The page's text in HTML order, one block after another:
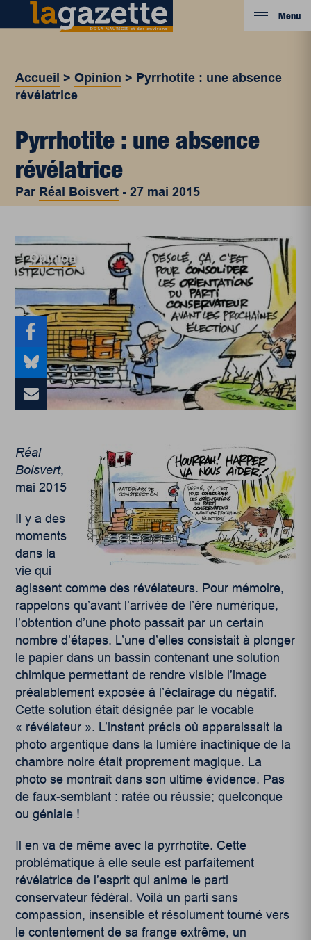
Menu
Accueil >Opinion > Pyrrhotite : une absence
révélatrice
Pyrrhotite : une absence
révélatrice
Par Réal Boisvert -27 mai 2015
Opinion
Réal
Boisvert,
mai 2015
Il y a des
moments
dans la
vie qui
agissent comme des révélateurs. Pour mémoire,
rappelons qu’avant l’arrivée de l’ère numérique,
l’obtention d’une photo passait par un certain
nombre d’étapes. L’une d’elles consistait à plonger
le papier dans un bassin contenant une solution
chimique permettant de rendre visible l’image
préalablement exposée à l’éclairage du négatif.
Cette solution était désignée par le vocable
« révélateur ». L’instant précis où apparaissait la
photo argentique dans la lumière inactinique de la
chambre noire était proprement magique. La
photo se montrait dans son ultime évidence. Pas
de faux-semblant : ratée ou réussie; quelconque
ou géniale !
Il en va de même avec la pyrrhotite. Cette
problématique à elle seule est parfaitement
révélatrice de l’esprit qui anime le parti
conservateur fédéral. Voilà un parti sans
compassion, insensible et résolument tourné vers
le contentement de sa frange extrême, un